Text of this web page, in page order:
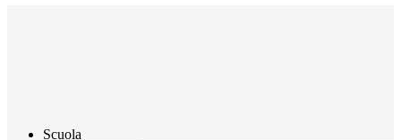
Scuola